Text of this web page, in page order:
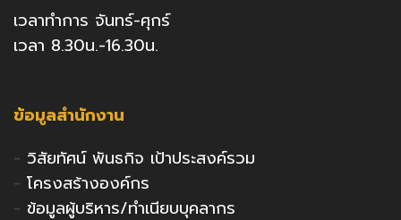
เวลาทำการ จันทร์-ศุกร์
เวลา 8.30น.-16.30น.
ข้อมูลสำนักงาน
- วิสัยทัศน์ พันธกิจ เป้าประสงค์รวม
- โครงสร้างองค์กร
- ข้อมูลผู้บริหาร/ทำเนียบบุคลากร